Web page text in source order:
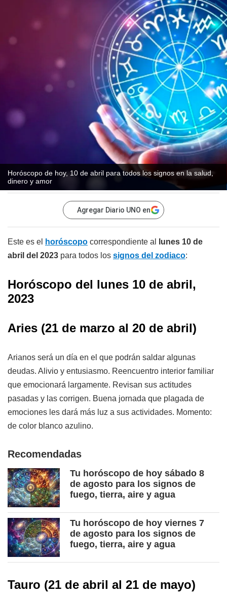
Horóscopo de hoy, 10 de abril para todos los signos en la salud,
dinero y amor
Agregar Diario UNO en
Este es el horóscopo correspondiente al
lunes 10 de
abril del 2023 para todos los signos del zodiaco:
Horóscopo del lunes 10 de abril,
2023
Aries (21 de marzo al 20 de abril)
Arianos será un día en el que podrán saldar algunas
deudas. Alivio y entusiasmo. Reencuentro interior familiar
que emocionará largamente. Revisan sus actitudes
pasadas y las corrigen. Buena jornada que plagada de
emociones les dará más luz a sus actividades. Momento:
de color blanco azulino.
Recomendadas
Tu horóscopo de hoy sábado 8
de agosto para los signos de
fuego, tierra, aire y agua
Tu horóscopo de hoy viernes 7
de agosto para los signos de
fuego, tierra, aire y agua
Tauro (21 de abril al 21 de mayo)